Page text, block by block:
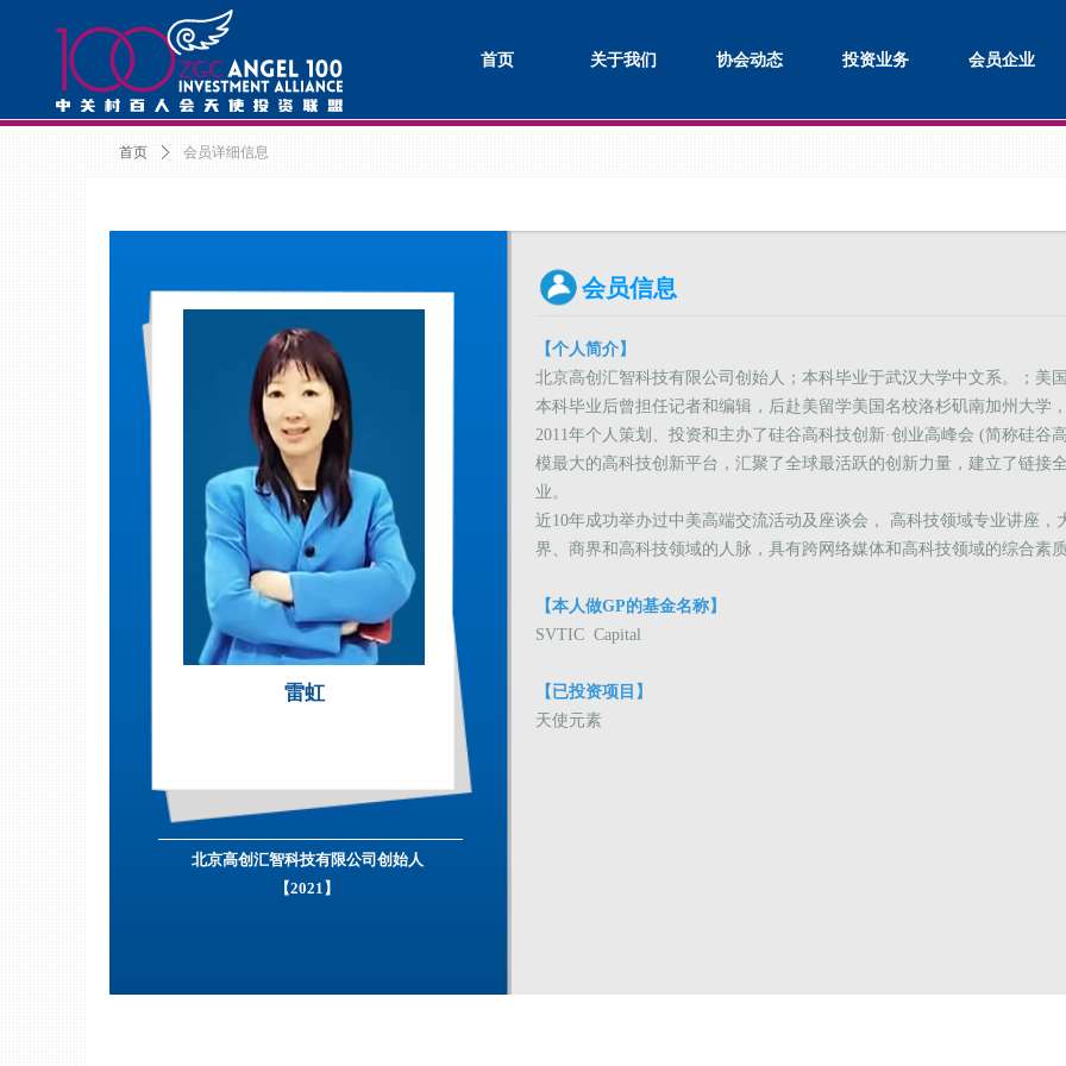
首页 关于我们 协会动态 投资业务 会员企业
北京高创汇智科技有限公司创始人
【2021】
雷虹
【个人简介】
北京高创汇智科技有限公司创始人；本科毕业于武汉大学中文系。；美
本科毕业后曾担任记者和编辑，后赴美留学美国名校洛杉矶南加州大学
2011年个人策划、投资和主办了硅谷高科技创新·创业高峰会 (简称硅谷
模最大的高科技创新平台，汇聚了全球最活跃的创新力量，建立了链接
业。
近10年成功举办过中美高端交流活动及座谈会， 高科技领域专业讲座
界、商界和高科技领域的人脉，具有跨网络媒体和高科技领域的综合素
【本人做GP的基金名称】
SVTIC Capital
【已投资项目】
天使元素
会员信息
首页 ꄲ 会员详细信息